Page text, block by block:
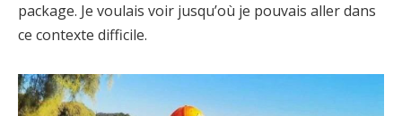
package. Je voulais voir jusqu’où je pouvais aller dans
ce contexte difficile.